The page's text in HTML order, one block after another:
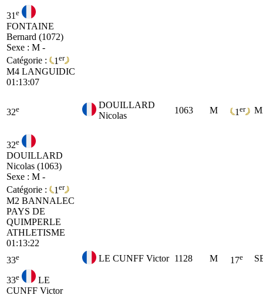
31 e
FONTAINE
Bernard (1072)
Sexe : M -
Catégorie :
1 er
M4 LANGUIDIC
01:13:07
32e
DOUILLARD
Nicolas
1063 M 1 er
32e
DOUILLARD
Nicolas (1063)
Sexe : M -
Catégorie :
1 er
M2 BANNALEC
PAYS DE
QUIMPERLE
ATHLETISME
01:13:22
33e LE CUNFF Victor 1128 M 17e
33e
LE
CUNFF Victor